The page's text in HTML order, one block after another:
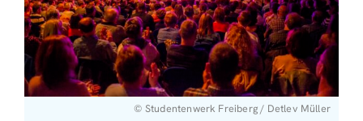
© Studentenwerk Freiberg / Detlev Müller